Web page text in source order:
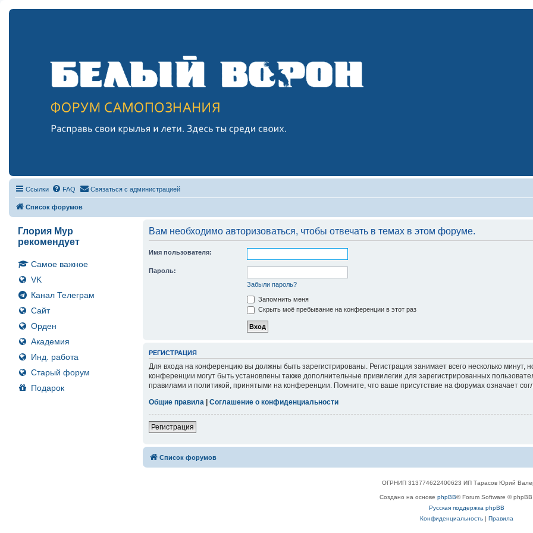
Ссылки FAQ Связаться с администрацией
Список форумов
Глория Мур
рекомендует
Самое важное
VK
Канал Телеграм
Сайт
Орден
Академия
Инд. работа
Старый форум
Подарок
Вам необходимо авторизоваться, чтобы отвечать в темах в этом форуме.
Имя пользователя:
Пароль:
Забыли пароль?
Запомнить меня
Скрыть моё пребывание на конференции в этот раз
РЕГИСТРАЦИЯ
Для входа на конференцию вы должны быть зарегистрированы. Регистрация занимает всего несколько
конференции могут быть установлены также дополнительные привилегии для зарегистрированных
правилами и политикой, принятыми на конференции. Помните, что ваше присутствие на форумах означает
Общие правила |Соглашение о конфиденциальности
Регистрация
Список форумов
ОГРНИП 313774622400623 ИП Тарасов Юрий
Создано на основеphpBB® Forum Software © phpBB
Русская поддержка phpBB
Конфиденциальность |Правила